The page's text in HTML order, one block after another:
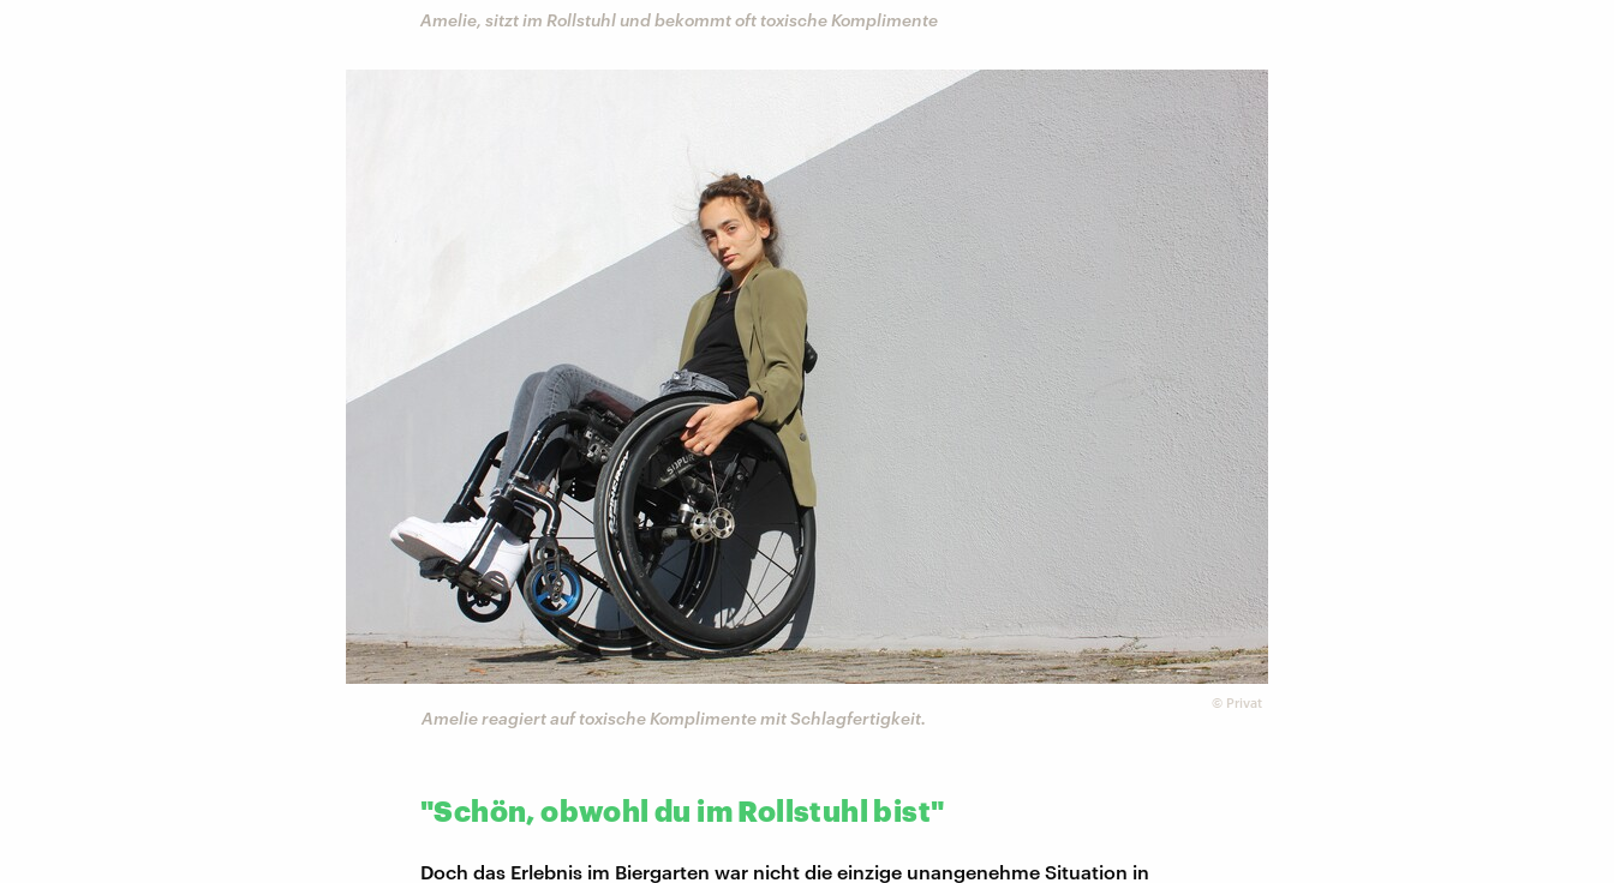
Amelie, sitzt im Rollstuhl und bekommt oft toxische Komplimente
© Privat
Amelie reagiert auf toxische Komplimente mit Schlagfertigkeit.
"Schön, obwohl du im Rollstuhl bist"
Doch das Erlebnis im Biergarten war nicht die einzige unangenehme Situation in